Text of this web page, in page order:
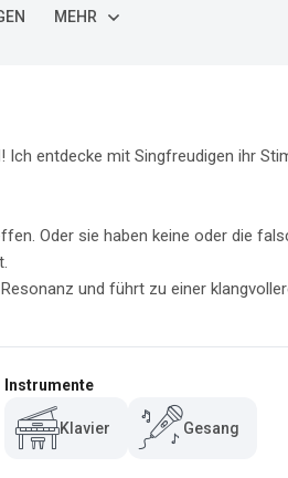
MEHR
entdecke mit Singfreudigen ihr
Oder sie haben keine oder die
und führt zu einer
Instrumente
Klavier Gesang